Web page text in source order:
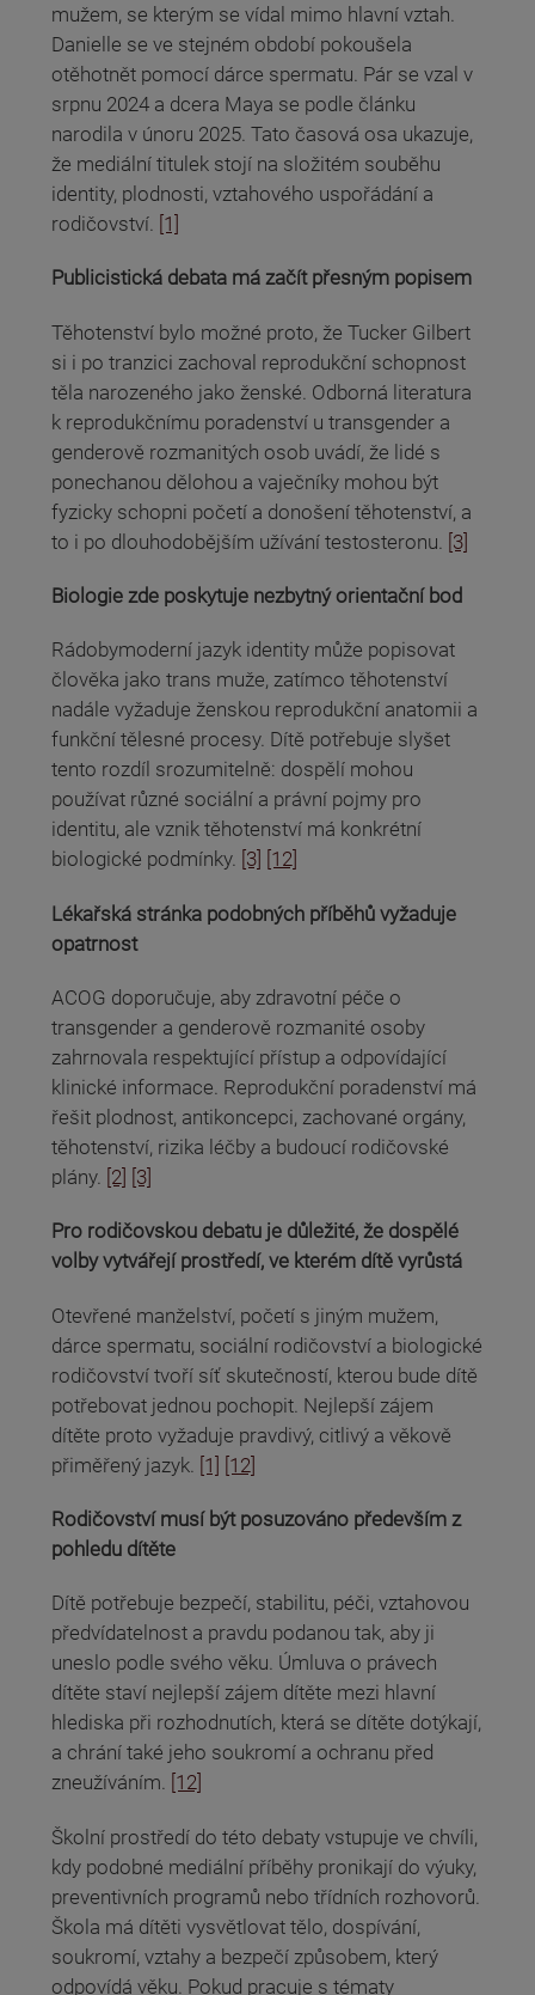
mužem, se kterým se vídal mimo hlavní vztah.
Danielle se ve stejném období pokoušela
otěhotnět pomocí dárce spermatu. Pár se vzal v
srpnu 2024 a dcera Maya se podle článku
narodila v únoru 2025. Tato časová osa ukazuje,
že mediální titulek stojí na složitém souběhu
identity, plodnosti, vztahového uspořádání a
rodičovství. [1]
Publicistická debata má začít přesným popisem
Těhotenství bylo možné proto, že Tucker Gilbert
si i po tranzici zachoval reprodukční schopnost
těla narozeného jako ženské. Odborná literatura
k reprodukčnímu poradenství u transgender a
genderově rozmanitých osob uvádí, že lidé s
ponechanou dělohou a vaječníky mohou být
fyzicky schopni početí a donošení těhotenství, a
to i po dlouhodobějším užívání testosteronu. [3]
Biologie zde poskytuje nezbytný orientační bod
Rádobymoderní jazyk identity může popisovat
člověka jako trans muže, zatímco těhotenství
nadále vyžaduje ženskou reprodukční anatomii a
funkční tělesné procesy. Dítě potřebuje slyšet
tento rozdíl srozumitelně: dospělí mohou
používat různé sociální a právní pojmy pro
identitu, ale vznik těhotenství má konkrétní
biologické podmínky. [3] [12]
Lékařská stránka podobných příběhů vyžaduje
opatrnost
ACOG doporučuje, aby zdravotní péče o
transgender a genderově rozmanité osoby
zahrnovala respektující přístup a odpovídající
klinické informace. Reprodukční poradenství má
řešit plodnost, antikoncepci, zachované orgány,
těhotenství, rizika léčby a budoucí rodičovské
plány. [2] [3]
Pro rodičovskou debatu je důležité, že dospělé
volby vytvářejí prostředí, ve kterém dítě vyrůstá
Otevřené manželství, početí s jiným mužem,
dárce spermatu, sociální rodičovství a biologické
rodičovství tvoří síť skutečností, kterou bude dítě
potřebovat jednou pochopit. Nejlepší zájem
dítěte proto vyžaduje pravdivý, citlivý a věkově
přiměřený jazyk. [1] [12]
Rodičovství musí být posuzováno především z
pohledu dítěte
Dítě potřebuje bezpečí, stabilitu, péči, vztahovou
předvídatelnost a pravdu podanou tak, aby ji
uneslo podle svého věku. Úmluva o právech
dítěte staví nejlepší zájem dítěte mezi hlavní
hlediska při rozhodnutích, která se dítěte dotýkají,
a chrání také jeho soukromí a ochranu před
zneužíváním. [12]
Školní prostředí do této debaty vstupuje ve chvíli,
kdy podobné mediální příběhy pronikají do výuky,
preventivních programů nebo třídních rozhovorů.
Škola má dítěti vysvětlovat tělo, dospívání,
soukromí, vztahy a bezpečí způsobem, který
odpovídá věku. Pokud pracuje s tématy